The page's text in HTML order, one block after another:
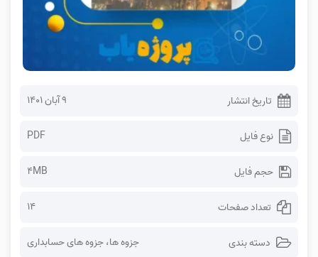
تاریخ انتشار ۹ آبان ۱۴۰۱
نوع فایل PDF
حجم فایل 4MB
تعداد صفحات 14
دسته بندی جزوه ها،جزوه های حسابداری